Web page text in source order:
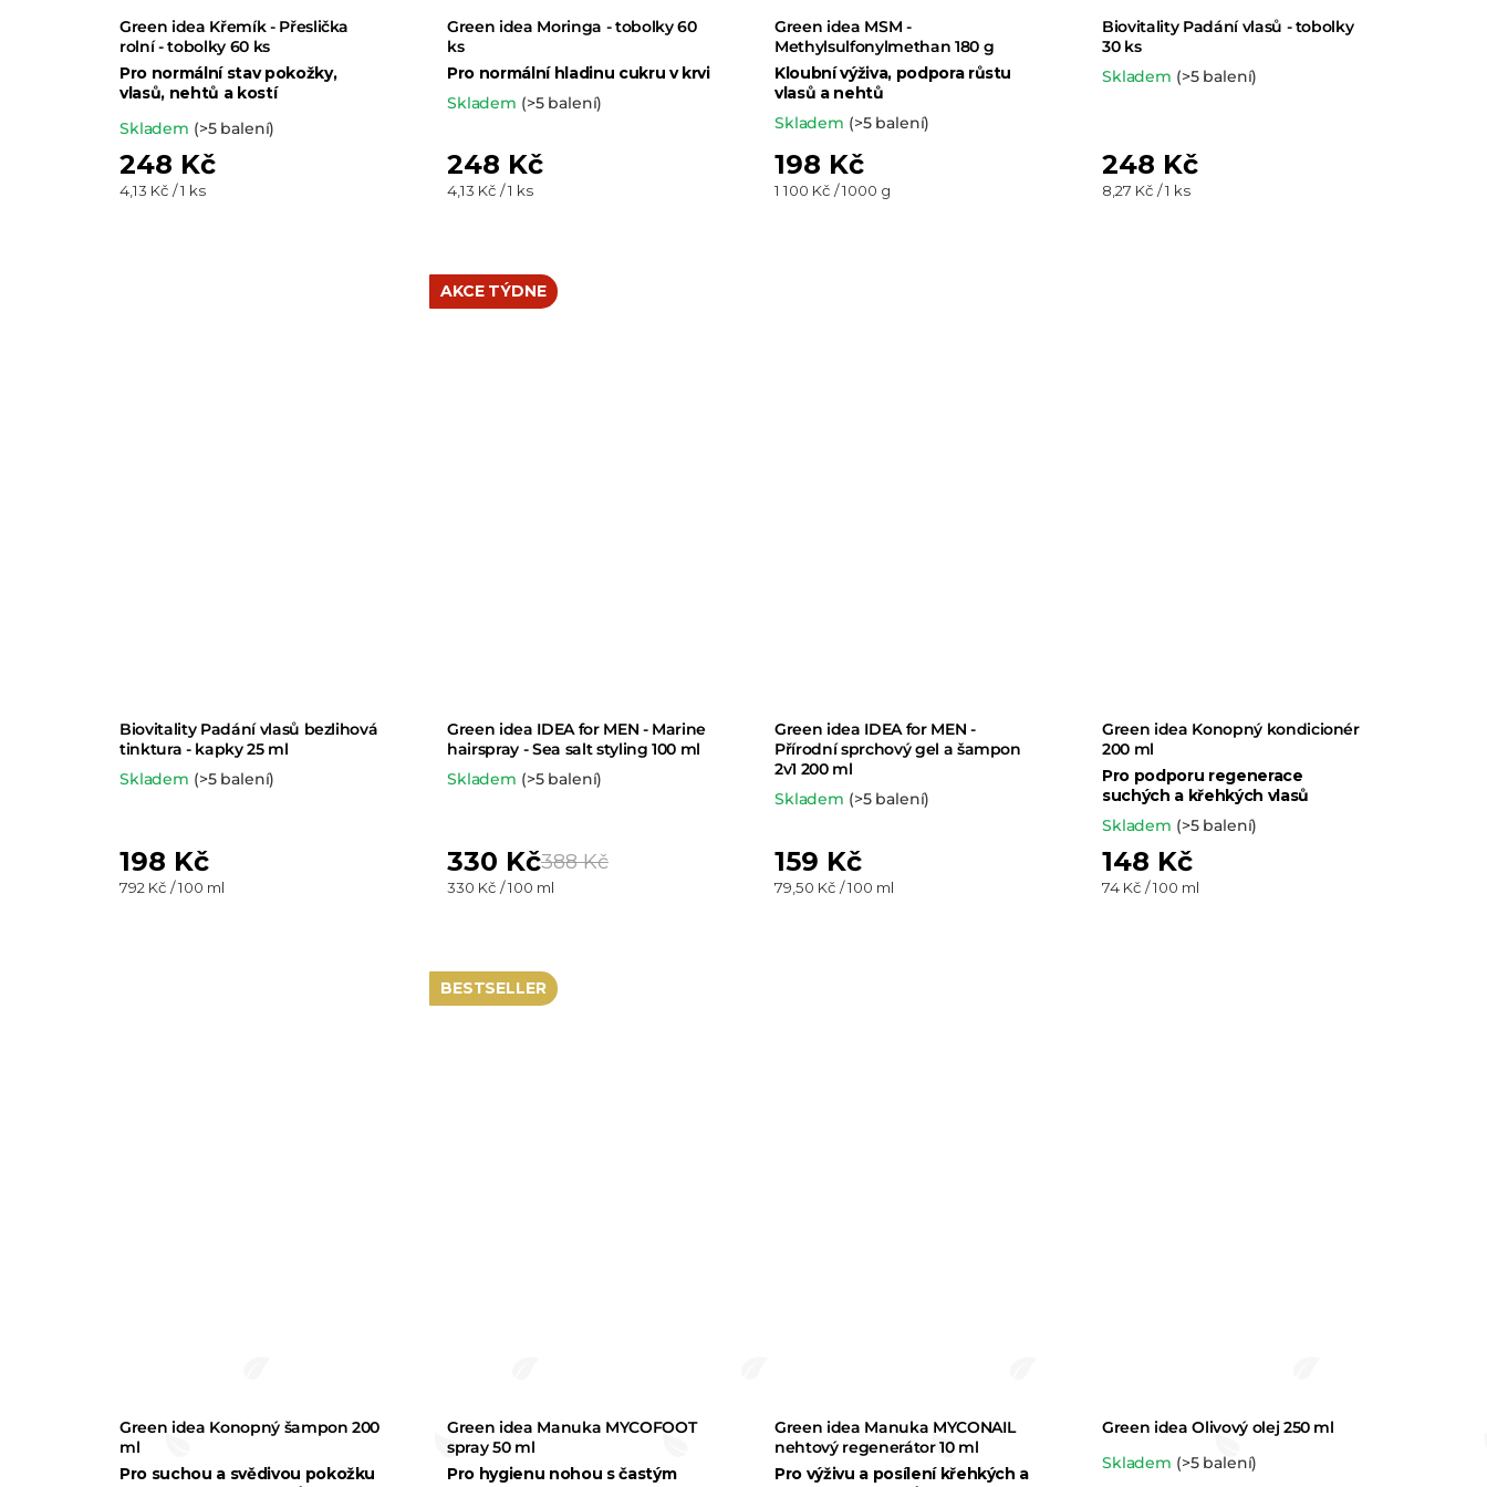
Green idea Křemík - Přeslička
rolní - tobolky 60 ks
Pro normální stav pokožky,
vlasů, nehtů a kostí
Průměrné
hodnocení
produktu
Skladem (>5 balení)
248 Kč
Měrná
4,13 Kč / 1 ks
Green idea Moringa - tobolky 60
ks
Pro normální hladinu cukru v krvi
Skladem (>5 balení)
248 Kč
Měrná
4,13 Kč / 1 ks
Green idea MSM -
Methylsulfonylmethan 180 g
Kloubní výživa, podpora růstu
vlasů a nehtů
Skladem (>5 balení)
198 Kč
Měrná
1 100 Kč / 1000 g
Biovitality Padání vlasů - tobolky
30 ks
Skladem (>5 balení)
248 Kč
Měrná
8,27 Kč / 1 ks
Biovitality Padání vlasů bezlihová
tinktura - kapky 25 ml
Skladem (>5 balení)
198 Kč
Měrná
792 Kč / 100 ml
AKCE TÝDNE
Green idea IDEA for MEN - Marine
hairspray - Sea salt styling 100 ml
Skladem (>5 balení)
330 Kč388 Kč
Měrná
330 Kč / 100 ml
Green idea IDEA for MEN -
Přírodní sprchový gel a šampon
2v1 200 ml
Skladem (>5 balení)
159 Kč
Měrná
79,50 Kč / 100 ml
Green idea Konopný kondicionér
200 ml
Pro podporu regenerace
suchých a křehkých vlasů
Skladem (>5 balení)
148 Kč
Měrná
74 Kč / 100 ml
Green idea Konopný šampon 200
ml
Pro suchou a svědivou pokožku
BESTSELLER
Green idea Manuka MYCOFOOT
spray 50 ml
Pro hygienu nohou s častým
Green idea Manuka MYCONAIL
nehtový regenerátor 10 ml
Pro výživu a posílení křehkých a
Green idea Olivový olej 250 ml
Průměrné
Skladem (>5 balení)